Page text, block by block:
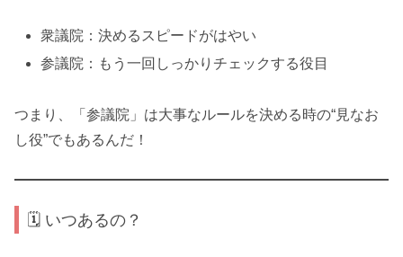
衆議院：決めるスピードがはやい
参議院：もう一回しっかりチェックする役目
つまり、「参議院」は大事なルールを決める時の“見なお
し役”でもあるんだ！
🗓️ いつあるの？